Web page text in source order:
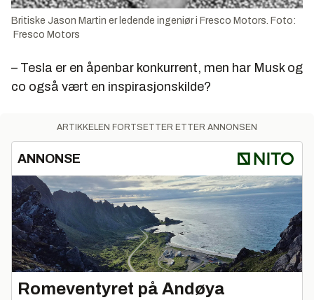
Britiske Jason Martin er ledende ingeniør i Fresco Motors. Foto:
Fresco Motors
– Tesla er en åpenbar konkurrent, men har Musk og
co også vært en inspirasjonskilde?
ARTIKKELEN FORTSETTER ETTER ANNONSEN
ANNONSE
Romeventyret på Andøya